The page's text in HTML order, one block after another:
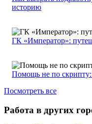
историю
ГК «Император»:
Помощь не по скрипту:
Посмотреть все
Работа в других